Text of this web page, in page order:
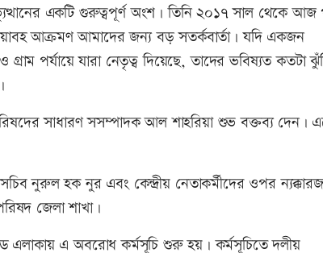
একটি গুরুত্বপূর্ণ অংশ। তিনি ২০১৭ সাল থেকে আজ
আক্রমণ আমাদের জন্য বড় সতর্কবার্তা। যদি একজন
পর্যায়ে যারা নেতৃত্ব দিয়েছে, তাদের ভবিষ্যত কতটা
সাধারণ সসম্পাদক আল শাহরিয়া শুভ বক্তব্য দেন।
নুরুল হক নুর এবং কেন্দ্রীয় নেতাকর্মীদের ওপর
জেলা শাখা।
এলাকায় এ অবরোধ কর্মসূচি শুরু হয়। কর্মসূচিতে দলীয়